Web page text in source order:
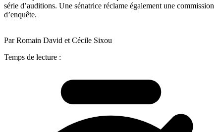
série d’auditions. Une sénatrice réclame également une commission
d’enquête.
Par Romain David et Cécile Sixou
Temps de lecture :